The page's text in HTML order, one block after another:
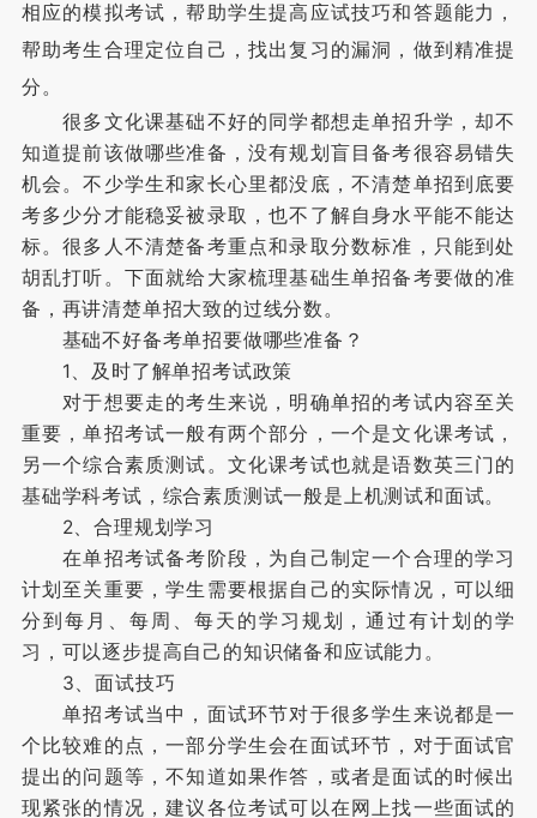
相应的模拟考试，帮助学生提高应试技巧和答题能力，
帮助考生合理定位自己，找出复习的漏洞，做到精准提
分。
很多文化课基础不好的同学都想走单招升学，却不
知道提前该做哪些准备，没有规划盲目备考很容易错失
机会。不少学生和家长心里都没底，不清楚单招到底要
考多少分才能稳妥被录取，也不了解自身水平能不能达
标。很多人不清楚备考重点和录取分数标准，只能到处
胡乱打听。下面就给大家梳理基础生单招备考要做的准
备，再讲清楚单招大致的过线分数。
基础不好备考单招要做哪些准备？
1、及时了解单招考试政策
对于想要走的考生来说，明确单招的考试内容至关
重要，单招考试一般有两个部分，一个是文化课考试，
另一个综合素质测试。文化课考试也就是语数英三门的
基础学科考试，综合素质测试一般是上机测试和面试。
2、合理规划学习
在单招考试备考阶段，为自己制定一个合理的学习
计划至关重要，学生需要根据自己的实际情况，可以细
分到每月、每周、每天的学习规划，通过有计划的学
习，可以逐步提高自己的知识储备和应试能力。
3、面试技巧
单招考试当中，面试环节对于很多学生来说都是一
个比较难的点，一部分学生会在面试环节，对于面试官
提出的问题等，不知道如果作答，或者是面试的时候出
现紧张的情况，建议各位考试可以在网上找一些面试的